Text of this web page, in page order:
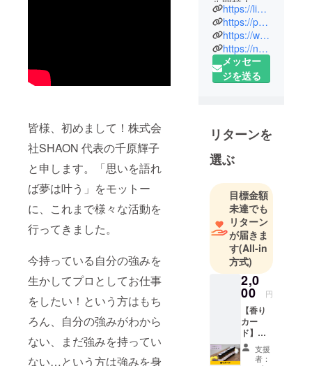
皆様、初めまして！株式会
社SHAON 代表の千原輝子
と申します。「思いを語れ
ば夢は叶う」をモットー
に、これまで様々な活動を
行ってきました。
今持っている自分の強みを
生かしてプロとしてお仕事
をしたい！という方はもち
ろん、自分の強みがわから
ない、まだ強みを持ってい
ない…という方は強みを身
ル開校！自
分の強みを
活かし営業
スキルを勉
強しながら
資格を取れ
取った後も
フォロー出
来るスクー
頑張らない
で、悩みを
解決してい
けるスクー
ルです！
https://line.me/R/ti/p/%40nvr7227i
https://peraichi.com/landing_pages/view/shaon
https://www.youtube.com/channel/UCgfa_JZok0XKZvqg-dmHLwg
https://note.com/teruko_shaon/
メッセー
ジを送る
リターンを
選ぶ
目標金額
未達でも
リターン
が届きま
す(All-in
方式)
2,0
00 円
【香り
カー
ド】
SHAON
をただ
支援
者：